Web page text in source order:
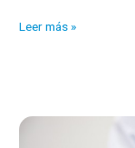
Gestión
Leer más »